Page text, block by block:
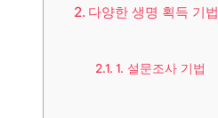
다양한 생명 획득 기법
1. 설문조사 기법